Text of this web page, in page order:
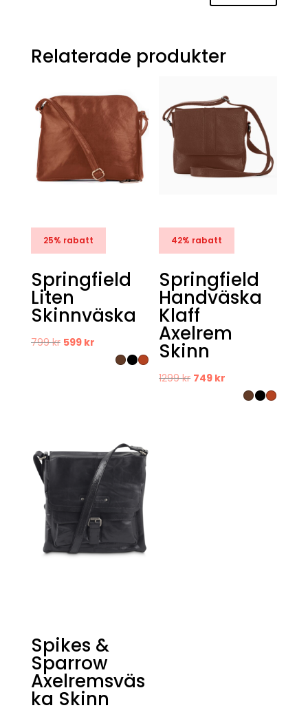
Relaterade produkter
25% rabatt
Springfield
Liten
Skinnväska
799kr Det
ursprungliga
599 krDet
nuvarande
42% rabatt
Springfield
Handväska
Klaff
Axelrem
Skinn
1299kr Det
ursprungliga
749 kr
nuvarande
Spikes &
Sparrow
Axelremsväs
ka Skinn